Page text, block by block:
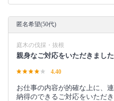
匿名希望(50代)
庭木の伐採・抜根
親身なご対応をいただきました
4.40
お仕事の内容が的確な上に、
納得のできるご対応をいただ